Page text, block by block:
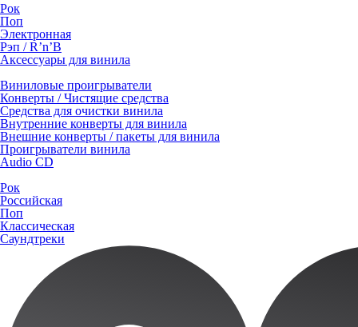
Рок
Поп
Электронная
Рэп / R’n’B
Аксессуары для винила
Виниловые проигрыватели
Конверты / Чистящие средства
Средства для очистки винила
Внутренние конверты для винила
Внешние конверты / пакеты для винила
Проигрыватели винила
Audio CD
Рок
Российская
Поп
Классическая
Саундтреки